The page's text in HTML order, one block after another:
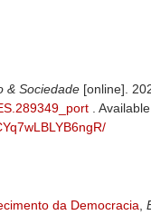
& Sociedade [online].
.
da Democracia